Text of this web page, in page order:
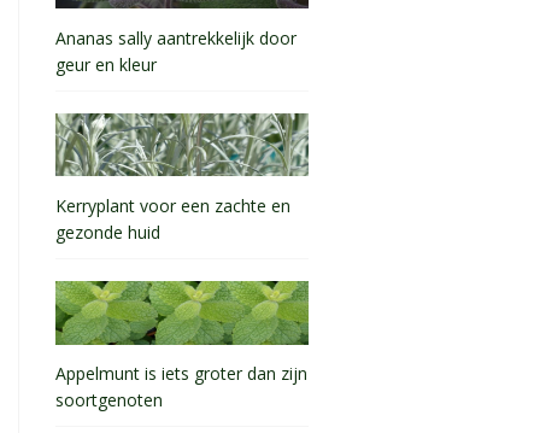
Ananas sally aantrekkelijk door
geur en kleur
Kerryplant voor een zachte en
gezonde huid
Appelmunt is iets groter dan zijn
soortgenoten